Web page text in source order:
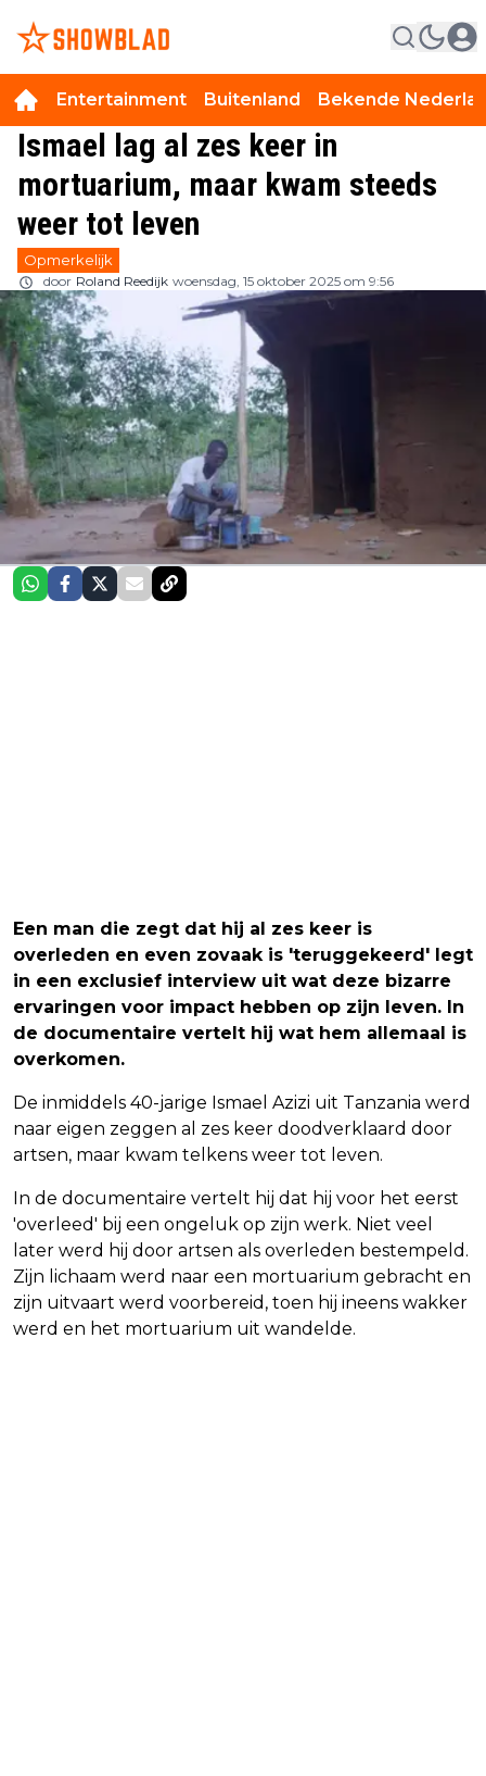
Entertainment Buitenland Bekende
Ismael lag al zes keer in
mortuarium, maar kwam steeds
weer tot leven
Opmerkelijk
door Roland Reedijk woensdag, 15 oktober 2025 om 9:56
Een man die zegt dat hij al zes keer is
overleden en even zovaak is 'teruggekeerd' legt
in een exclusief interview uit wat deze bizarre
ervaringen voor impact hebben op zijn leven. In
de documentaire vertelt hij wat hem allemaal is
overkomen.
De inmiddels 40-jarige Ismael Azizi uit Tanzania werd
naar eigen zeggen al zes keer doodverklaard door
artsen, maar kwam telkens weer tot leven.
In de documentaire vertelt hij dat hij voor het eerst
'overleed' bij een ongeluk op zijn werk. Niet veel
later werd hij door artsen als overleden bestempeld.
Zijn lichaam werd naar een mortuarium gebracht en
zijn uitvaart werd voorbereid, toen hij ineens wakker
werd en het mortuarium uit wandelde.